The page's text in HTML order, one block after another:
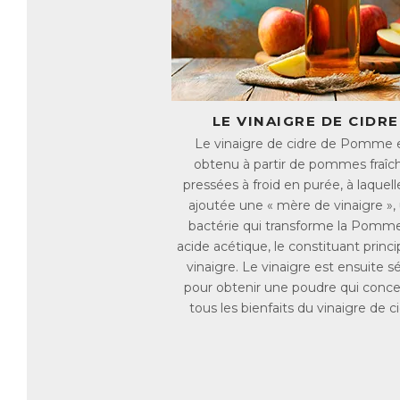
●
●
LE VINAIGRE DE CIDRE
Le vinaigre de cidre de Pomme
obtenu à partir de pommes
pressées à froid en purée, à
ajoutée une « mère de vinaigre »,
bactérie qui transforme la
acide acétique, le constituant
vinaigre. Le vinaigre est ensuite
pour obtenir une poudre qui
tous les bienfaits du vinaigre de